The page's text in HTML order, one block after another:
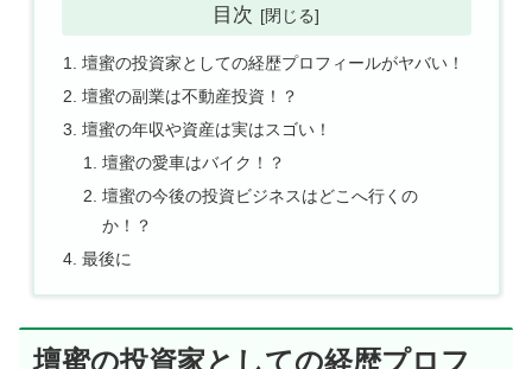
目次
壇蜜の投資家としての経歴プロフィールがヤバい！
壇蜜の副業は不動産投資！？
壇蜜の年収や資産は実はスゴい！
壇蜜の愛車はバイク！？
壇蜜の今後の投資ビジネスはどこへ行くの
か！？
最後に
壇蜜の投資家としての経歴プロフ